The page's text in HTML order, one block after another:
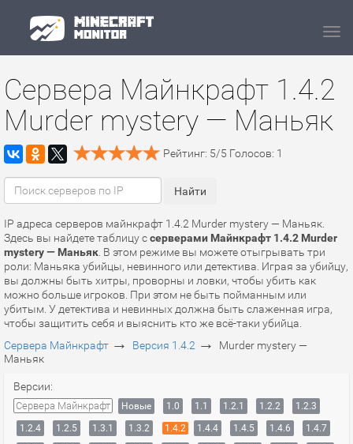
Сервера Майнкрафт 1.4.2
Murder mystery — Маньяк
Рейтинг: 5/5 Голосов: 1
IP адреса серверов майнкрафт 1.4.2 Murder mystery — Маньяк.
Здесь вы найдете таблицу ссерверами Майнкрафт 1.4.2 Murder
mystery — Маньяк . В этом режиме вы можете отыгрывать три
роли: Маньяка убийцы, невинного или детектива. Играя за убийцу,
вы должны быть хитры, проворны и ловки, чтобы убить как
можно больше игроков. При этом не быть пойманным или
убитым. У детектива и невинных должна быть слаженная игра,
чтобы защитить себя и выяснить кто же всё-таки убийца.
Сервера Майнкрафт → Версия 1.4.2 →
Murder mystery —
Маньяк
Версии:
Сервера Майнкрафт Новые 1.0 1.1 1.2.1 1.2.2
1.2.3
1.2.4
1.2.5 1.3.1 1.3.2 1.4.2 1.4.4 1.4.5 1.4.6
1.4.7